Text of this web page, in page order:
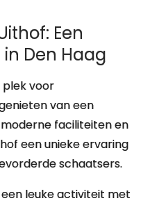
Een
Den Haag
plek voor
van een
faciliteiten en
een unieke ervaring
schaatsers.
leuke activiteit met